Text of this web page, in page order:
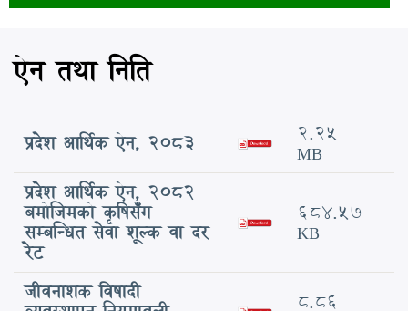
ऐन तथा निति
प्रदेश आर्थिक ऐन, २०८3 2.25
MB
प्रदेश आर्थिक ऐन, २०८२
बमोजिमको कृषिसँग
सम्बन्धित सेवा शूल्क वा दर
रेट
684.57
KB
जीवनाशक विषादी 8.86